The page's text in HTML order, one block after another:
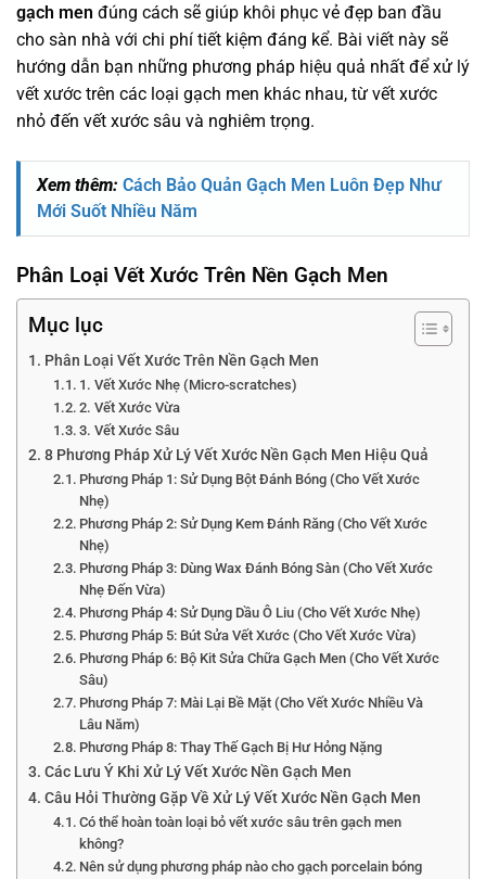
gạch men đúng cách sẽ giúp khôi phục vẻ đẹp ban đầu
cho sàn nhà với chi phí tiết kiệm đáng kể. Bài viết này sẽ
hướng dẫn bạn những phương pháp hiệu quả nhất để xử lý
vết xước trên các loại gạch men khác nhau, từ vết xước
nhỏ đến vết xước sâu và nghiêm trọng.
Xem thêm: Cách Bảo Quản Gạch Men Luôn Đẹp Như
Mới Suốt Nhiều Năm
Phân Loại Vết Xước Trên Nền Gạch Men
Mục lục
Phân Loại Vết Xước Trên Nền Gạch Men
1. Vết Xước Nhẹ (Micro-scratches)
2. Vết Xước Vừa
3. Vết Xước Sâu
8 Phương Pháp Xử Lý Vết Xước Nền Gạch Men Hiệu Quả
Phương Pháp 1: Sử Dụng Bột Đánh Bóng (Cho Vết Xước
Nhẹ)
Phương Pháp 2: Sử Dụng Kem Đánh Răng (Cho Vết Xước
Nhẹ)
Phương Pháp 3: Dùng Wax Đánh Bóng Sàn (Cho Vết Xước
Nhẹ Đến Vừa)
Phương Pháp 4: Sử Dụng Dầu Ô Liu (Cho Vết Xước Nhẹ)
Phương Pháp 5: Bút Sửa Vết Xước (Cho Vết Xước Vừa)
Phương Pháp 6: Bộ Kit Sửa Chữa Gạch Men (Cho Vết Xước
Sâu)
Phương Pháp 7: Mài Lại Bề Mặt (Cho Vết Xước Nhiều Và
Lâu Năm)
Phương Pháp 8: Thay Thế Gạch Bị Hư Hỏng Nặng
Các Lưu Ý Khi Xử Lý Vết Xước Nền Gạch Men
Câu Hỏi Thường Gặp Về Xử Lý Vết Xước Nền Gạch Men
Có thể hoàn toàn loại bỏ vết xước sâu trên gạch men
không?
Nên sử dụng phương pháp nào cho gạch porcelain bóng